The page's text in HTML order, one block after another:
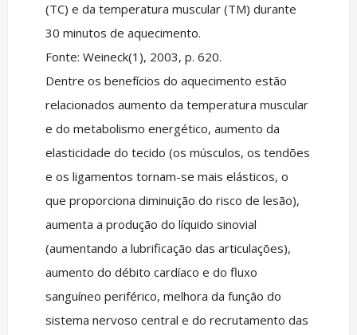
(TC) e da temperatura muscular (TM) durante
30 minutos de aquecimento.
Fonte: Weineck(1), 2003, p. 620.
Dentre os benefícios do aquecimento estão
relacionados aumento da temperatura muscular
e do metabolismo energético, aumento da
elasticidade do tecido (os músculos, os tendões
e os ligamentos tornam-se mais elásticos, o
que proporciona diminuição do risco de lesão),
aumenta a produção do líquido sinovial
(aumentando a lubrificação das articulações),
aumento do débito cardíaco e do fluxo
sanguíneo periférico, melhora da função do
sistema nervoso central e do recrutamento das